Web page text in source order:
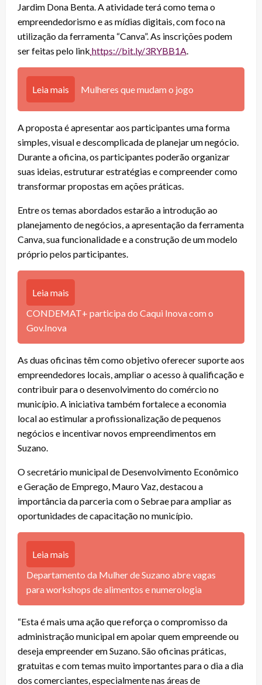
Jardim Dona Benta. A atividade terá como tema o
empreendedorismo e as mídias digitais, com foco na
utilização da ferramenta “Canva”. As inscrições podem
ser feitas pelo link https://bit.ly/3RYBB1A
Leia mais Mulheres que mudam o jogo
A proposta é apresentar aos participantes uma forma
simples, visual e descomplicada de planejar um negócio.
Durante a oficina, os participantes poderão organizar
suas ideias, estruturar estratégias e compreender como
transformar propostas em ações práticas.
Entre os temas abordados estarão a introdução ao
planejamento de negócios, a apresentação da ferramenta
Canva, sua funcionalidade e a construção de um modelo
próprio pelos participantes.
Leia mais
CONDEMAT+ participa do Caqui Inova com o
Gov.Inova
As duas oficinas têm como objetivo oferecer suporte aos
empreendedores locais, ampliar o acesso à qualificação e
contribuir para o desenvolvimento do comércio no
município. A iniciativa também fortalece a economia
local ao estimular a profissionalização de pequenos
negócios e incentivar novos empreendimentos em
Suzano.
O secretário municipal de Desenvolvimento Econômico
e Geração de Emprego, Mauro Vaz, destacou a
importância da parceria com o Sebrae para ampliar as
oportunidades de capacitação no município.
Leia mais
Departamento da Mulher de Suzano abre vagas
para workshops de alimentos e numerologia
“Esta é mais uma ação que reforça o compromisso da
administração municipal em apoiar quem empreende ou
deseja empreender em Suzano. São oficinas práticas,
gratuitas e com temas muito importantes para o dia a dia
dos comerciantes, especialmente nas áreas de